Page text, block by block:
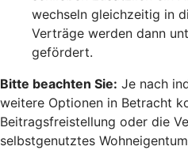
wechseln gleichzeitig in
Verträge werden dann
gefördert.
Bitte beachten Sie: Je nach
weitere Optionen in Betracht
Beitragsfreistellung oder die
selbstgenutztes